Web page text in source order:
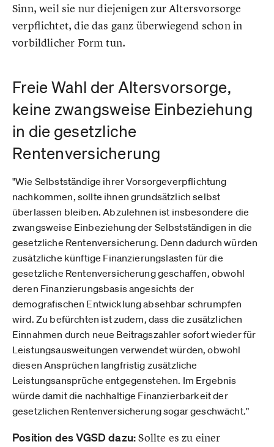
Sinn, weil sie nur diejenigen zur Altersvorsorge
verpflichtet, die das ganz überwiegend schon in
vorbildlicher Form tun.
Freie Wahl der Altersvorsorge,
keine zwangsweise Einbeziehung
in die gesetzliche
Rentenversicherung
"Wie Selbstständige ihrer Vorsorgeverpflichtung
nachkommen, sollte ihnen grundsätzlich selbst
überlassen bleiben. Abzulehnen ist insbesondere die
zwangsweise Einbeziehung der Selbstständigen in die
gesetzliche Rentenversicherung. Denn dadurch würden
zusätzliche künftige Finanzierungslasten für die
gesetzliche Rentenversicherung geschaffen, obwohl
deren Finanzierungsbasis angesichts der
demografischen Entwicklung absehbar schrumpfen
wird. Zu befürchten ist zudem, dass die zusätzlichen
Einnahmen durch neue Beitragszahler sofort wieder für
Leistungsausweitungen verwendet würden, obwohl
diesen Ansprüchen langfristig zusätzliche
Leistungsansprüche entgegenstehen. Im Ergebnis
würde damit die nachhaltige Finanzierbarkeit der
gesetzlichen Rentenversicherung sogar geschwächt."
Position des VGSD dazu:Sollte es zu einer